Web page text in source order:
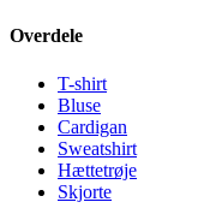
Overdele
T-shirt
Bluse
Cardigan
Sweatshirt
Hættetrøje
Skjorte